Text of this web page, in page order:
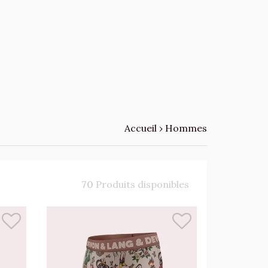
Accueil › Hommes
70 Produits disponibles